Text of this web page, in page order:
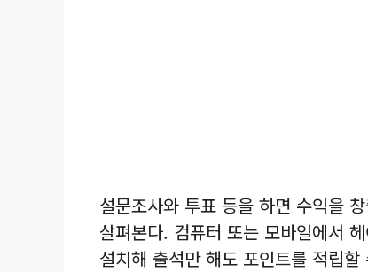
설문조사와 투표 등을 하면 수익을
살펴본다. 컴퓨터 또는 모바일에서
설치해 출석만 해도 포인트를 적립할